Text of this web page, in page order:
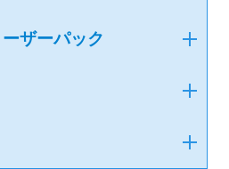
ザーパック